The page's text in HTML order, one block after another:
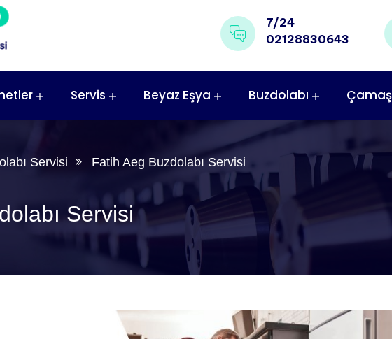
7/24
02128830643
Servis Beyaz Eşya Buzdolabı
Servisi Fatih Aeg Buzdolabı Servisi
Servisi